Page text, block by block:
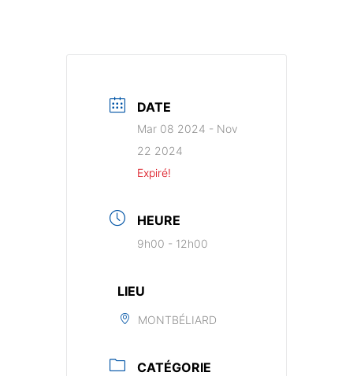
DATE
Mar 08 2024 - Nov
22 2024
Expiré!
HEURE
9h00 - 12h00
LIEU
MONTBÉLIARD
CATÉGORIE